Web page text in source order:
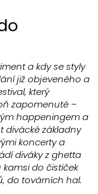
a kdy se styly
již objeveného a
který
zapomenuté –
happeningem a
divácké základny
koncerty a
diváky z ghetta
do čističek
do továrních hal.